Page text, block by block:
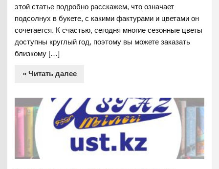
этой статье подробно расскажем, что означает
подсолнух в букете, с какими фактурами и цветами он
сочетается. К счастью, сегодня многие сезонные цветы
доступны круглый год, поэтому вы можете заказать
близкому […]
» Читать далее